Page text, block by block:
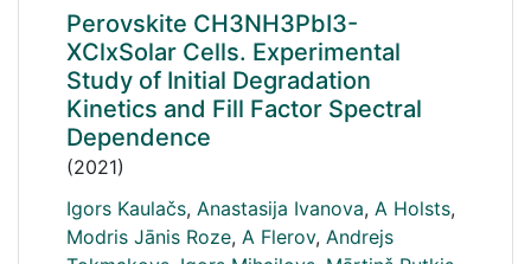
Perovskite CH3NH3PbI3-
XClxSolar Cells. Experimental
Study of Initial Degradation
Kinetics and Fill Factor Spectral
Dependence
(2021)
Igors Kaulačs, Anastasija Ivanova, A Holsts,
Modris Jānis Roze, A Flerov, Andrejs